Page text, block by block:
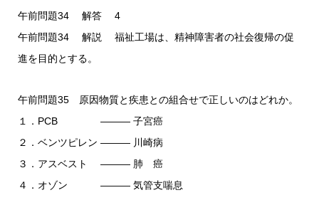
午前問題34 解答 4
午前問題34 解説 福祉工場は、精神障害者の社会復帰の促
進を目的とする。
午前問題35 原因物質と疾患との組合せで正しいのはどれか。
１．PCB ――― 子宮癌
２．ベンツピレン ――― 川崎病
３．アスベスト ――― 肺 癌
４．オゾン ――― 気管支喘息